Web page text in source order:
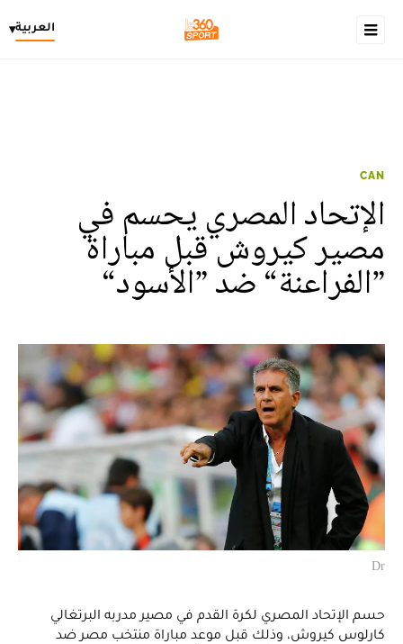
العربية▾
CAN
الإتحاد المصري يحسم في
مصير كيروش قبل مباراة
”الفراعنة“ ضد ”الأسود“
Dr
حسم الإتحاد المصري لكرة القدم في مصير مدربه البرتغالي
كارلوس كيروش، وذلك قبل موعد مباراة منتخب مصر ضد